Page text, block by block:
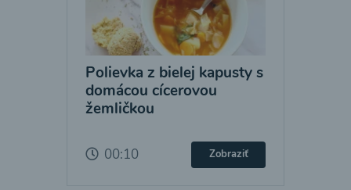
Polievka z bielej kapusty s
domácou cícerovou
žemličkou
00:10 Zobraziť